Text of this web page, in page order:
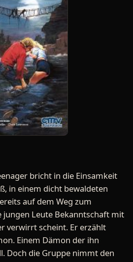
bricht in die Einsamkeit
in einem dicht bewaldeten
auf dem Weg zum
jungen Leute Bekanntschaft mit
verwirrt scheint. Er erzählt
Einem Dämon der ihn
Doch die Gruppe nimmt den